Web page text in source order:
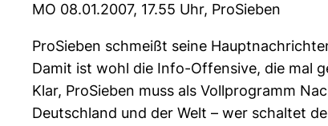
MO 08.01.2007, 17.55 Uhr, ProSieben
ProSieben schmeißt seine
Damit ist wohl die Info-Offensive, die mal
Klar, ProSieben muss als Vollprogramm
Deutschland und der Welt – wer schaltet